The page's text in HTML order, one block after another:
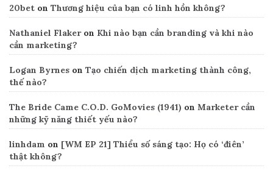
20bet on Thương hiệu của bạn có linh hồn không?
Nathaniel Flakeron Khi nào bạn cần branding và khi nào
cần marketing?
Logan Byrnes on Tạo chiến dịch marketing thành công,
thế nào?
The Bride Came C.O.D. GoMovies (1941) on Marketer cần
những kỹ năng thiết yếu nào?
linhdam on [WM EP 21] Thiểu số sáng tạo: Họ có ‘điên’
thật không?